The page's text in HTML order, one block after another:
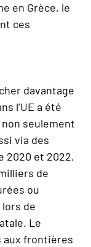
en Grèce, le
ces
davantage
l’UE a été
seulement
via des
2020 et 2022,
de
ou
lors de
Le
aux frontières